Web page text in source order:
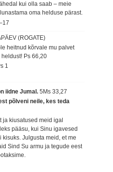
kui olla saab – meie
oma helduse pärast.
(ROGATE)
heitnud kõrvale mu palvet
heldust! Ps 66,20
1
iidne Jumal.5Ms 33,27
põlveni neile, kes teda
ja kiusatused meid igal
pääsu, kui Sinu igavesed
Julgusta meid, et me
Sind Su armu ja tegude eest